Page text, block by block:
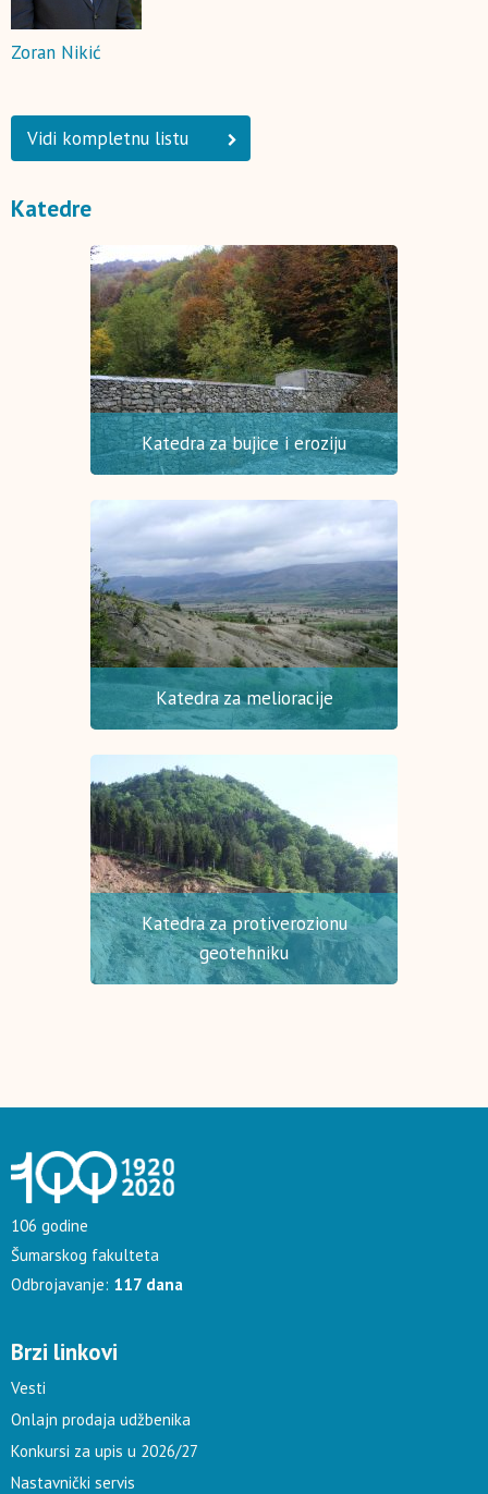
Zoran Nikić
Vidi kompletnu listu
Katedre
Katedra za bujice i eroziju
Katedra za melioracije
Katedra za protiverozionu
geotehniku
106 godine
Šumarskog fakulteta
Odbrojavanje: 117 dana
Brzi linkovi
Vesti
Onlajn prodaja udžbenika
Konkursi za upis u 2026/27
Nastavnički servis